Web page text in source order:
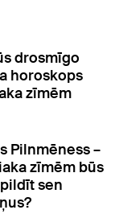
drosmīgo
horoskops
zīmēm
Pilnmēness –
zīmēm būs
sen